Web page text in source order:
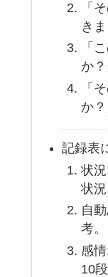
「
き
「
か？
「
か？
記録表
状
状況
自
考。
感
10